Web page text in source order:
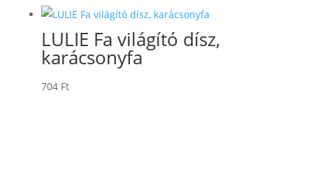
LULIE Fa világító dísz,
karácsonyfa
704 Ft